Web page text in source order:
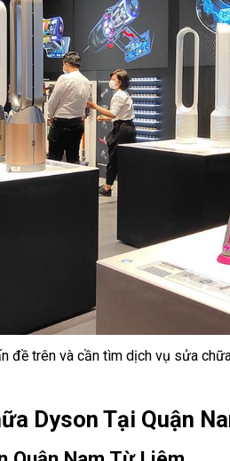
đề trên và cần tìm dịch vụ sửa
Dyson Tại Quận